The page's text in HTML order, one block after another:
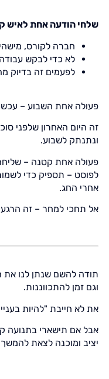
שלחי הודעה אחת לאיש
חברה לקורס,
לא כדי לבקש
לפעמים זה בדיוק
פעולה אחת השבוע –
זה היום האחרון שלפני
ונתנתק לשבוע.
פעולה אחת קטנה –
לפוסט – תספיק כדי
אחרי החג.
אל תחכי למחר – זה הרגע
תודה להשם שנתן לנו את
וגם זמן להתכווננות.
את לא חייבת "להיות
אבל אם תישארי בתנועה
יציב ומוכנה לצאת